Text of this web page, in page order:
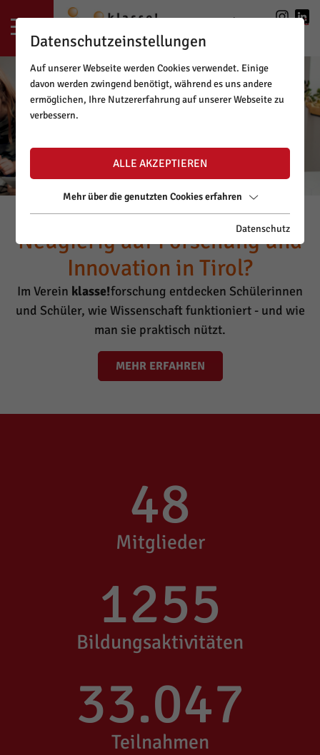
LOGIN|REGISTRIERUNG
Neugierig auf Forschung und
Innovation in Tirol?
Im Verein klasse!forschung entdecken Schülerinnen
und Schüler, wie Wissenschaft funktioniert - und wie
man sie praktisch nützt.
MEHR ERFAHREN
48
Mitglieder
1255
Bildungsaktivitäten
33.047
Teilnahmen
Datenschutzeinstellungen
Auf unserer Webseite werden Cookies verwendet. Einige
davon werden zwingend benötigt, während es uns andere
ermöglichen, Ihre Nutzererfahrung auf unserer Webseite zu
verbessern.
ALLE AKZEPTIEREN
Mehr über die genutzten Cookies erfahren
Datenschutz